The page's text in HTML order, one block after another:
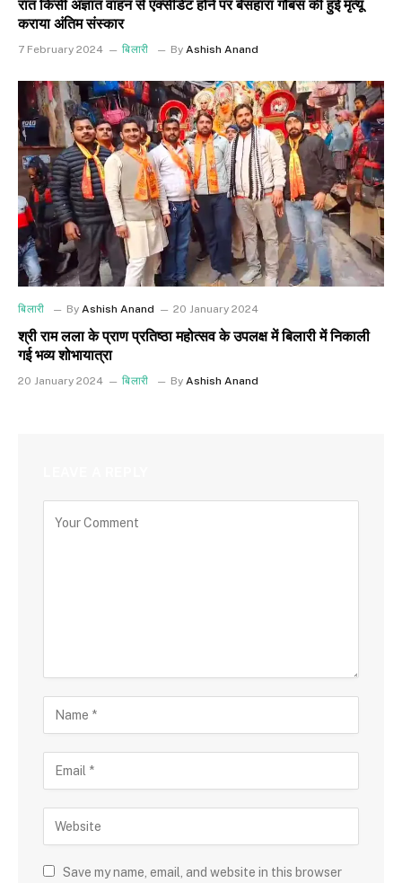
रात किसी अज्ञात वाहन से एक्सीडेंट होने पर बेसहारा गौबंस की हुई मृत्यू
कराया अंतिम संस्कार
7 February 2024 बिलारी By Ashish Anand
बिलारी By Ashish Anand 20 January 2024
श्री राम लला के प्राण प्रतिष्ठा महोत्सव के उपलक्ष में बिलारी में निकाली
गई भव्य शोभायात्रा
20 January 2024 बिलारी By Ashish Anand
Save my name, email, and website in this browser